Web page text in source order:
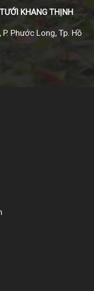
KHANG THỊNH
Phước Long, Tp. Hồ